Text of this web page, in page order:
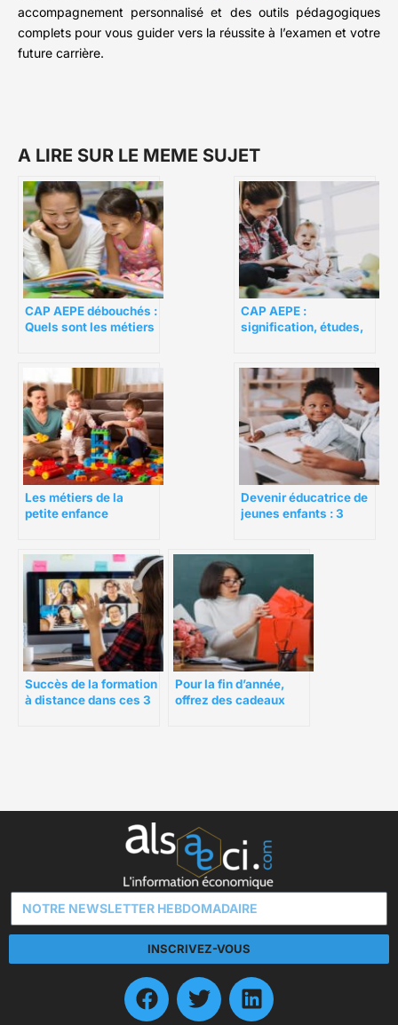
accompagnement personnalisé et des outils pédagogiques
complets pour vous guider vers la réussite à l’examen et votre
future carrière.
A LIRE SUR LE MEME SUJET
CAP AEPE débouchés :
Quels sont les métiers
CAP AEPE :
signification, études,
Les métiers de la
petite enfance
Devenir éducatrice de
jeunes enfants : 3
Succès de la formation
à distance dans ces 3
Pour la fin d’année,
offrez des cadeaux
INSCRIVEZ-VOUS